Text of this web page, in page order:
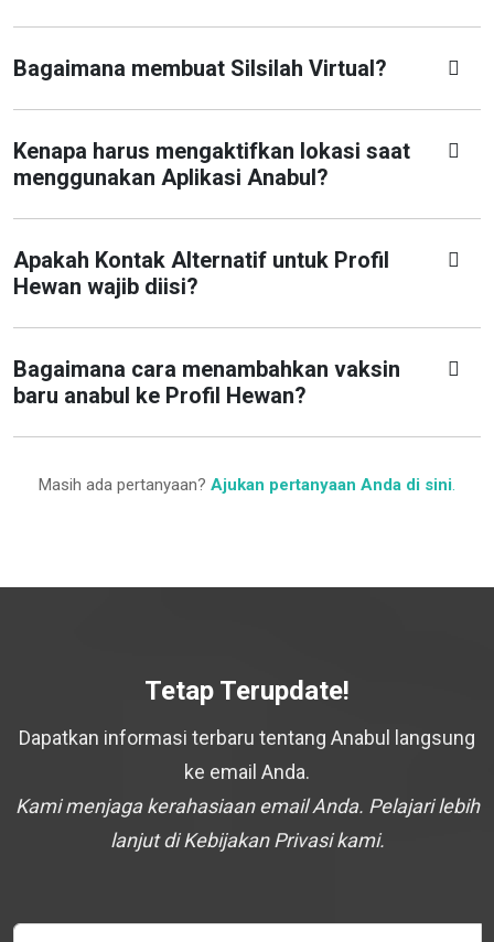
Bagaimana membuat Silsilah Virtual?
Kenapa harus mengaktifkan lokasi saat
menggunakan Aplikasi Anabul?
Apakah Kontak Alternatif untuk Profil
Hewan wajib diisi?
Bagaimana cara menambahkan vaksin
baru anabul ke Profil Hewan?
Masih ada pertanyaan? Ajukan pertanyaan Anda di sini.
Tetap Terupdate!
Dapatkan informasi terbaru tentang Anabul langsung
ke email Anda.
Kami menjaga kerahasiaan email Anda. Pelajari lebih
lanjut di Kebijakan Privasi kami.